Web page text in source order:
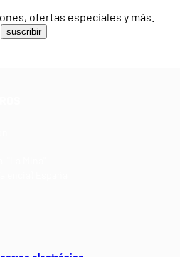
ofertas especiales y más.
suscribir